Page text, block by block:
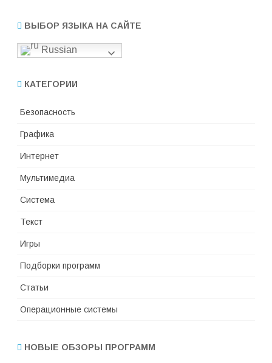
ВЫБОР ЯЗЫКА НА САЙТЕ
Russian
КАТЕГОРИИ
Безопасность
Графика
Интернет
Мультимедиа
Система
Текст
Игры
Подборки программ
Статьи
Операционные системы
НОВЫЕ ОБЗОРЫ ПРОГРАММ